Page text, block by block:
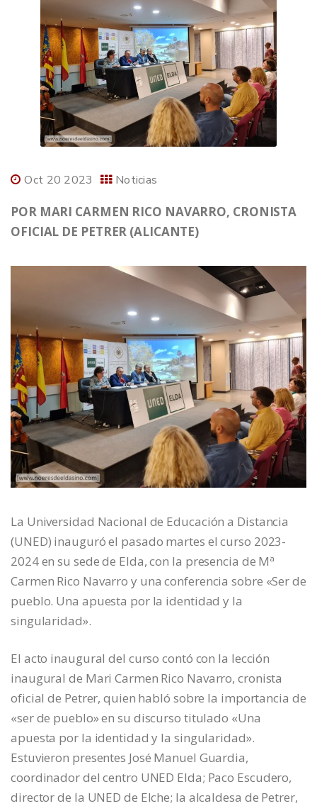
Oct 20 2023 Noticias
POR MARI CARMEN RICO NAVARRO, CRONISTA
OFICIAL DE PETRER (ALICANTE)
La Universidad Nacional de Educación a Distancia
(UNED) inauguró el pasado martes el curso 2023-
2024 en su sede de Elda, con la presencia de Mª
Carmen Rico Navarro y una conferencia sobre «Ser de
pueblo. Una apuesta por la identidad y la
singularidad».
El acto inaugural del curso contó con la lección
inaugural de Mari Carmen Rico Navarro, cronista
oficial de Petrer, quien habló sobre la importancia de
«ser de pueblo» en su discurso titulado «Una
apuesta por la identidad y la singularidad».
Estuvieron presentes José Manuel Guardia,
coordinador del centro UNED Elda; Paco Escudero,
director de la UNED de Elche; la alcaldesa de Petrer,